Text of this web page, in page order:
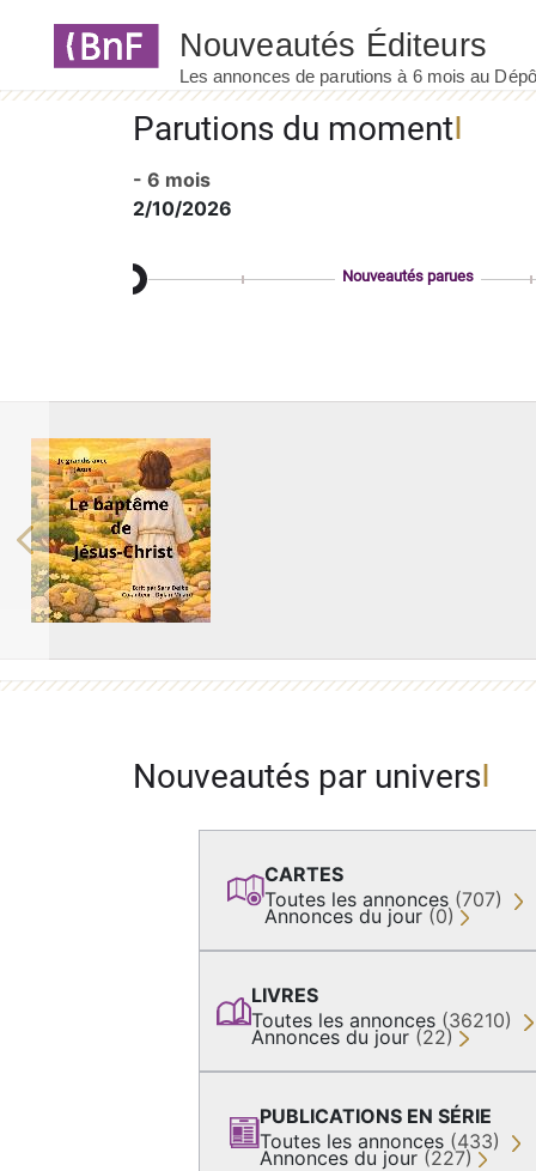
Parutions du moment
- 6 mois
2/10/2026
Nouveautés parues
Previous
Nouveautés par univers
CARTES
Toutes les annonces (707)
Annonces du jour (0)
LIVRES
Toutes les annonces (36210)
Annonces du jour (22)
PUBLICATIONS EN SÉRIE
Toutes les annonces (433)
Annonces du jour (227)